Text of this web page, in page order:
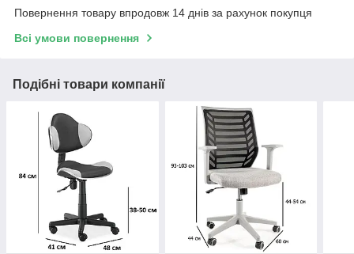
Повернення товару впродовж 14 днів за рахунок покупця
Всі умови повернення
Подібні товари компанії